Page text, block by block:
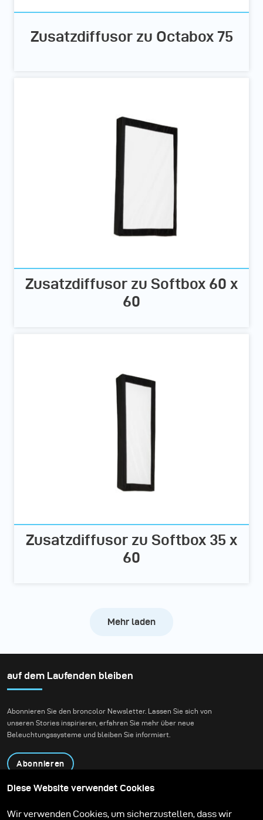
Zusatzdiffusor zu Octabox 75
Zusatzdiffusor zu Softbox 60 x
60
Zusatzdiffusor zu Softbox 35 x
60
Mehr laden
auf dem Laufenden bleiben
Abonnieren Sie den broncolor Newsletter. Lassen Sie sich von
unseren Stories inspirieren, erfahren Sie mehr über neue
Beleuchtungssysteme und bleiben Sie informiert.
Abonnieren
Kontakt
Technologien
Diese Website verwendet Cookies
Wir verwenden Cookies, um sicherzustellen, dass wir